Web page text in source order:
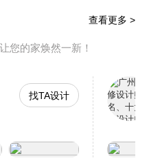
您的家焕然一新！
查看更多 >
找TA设计